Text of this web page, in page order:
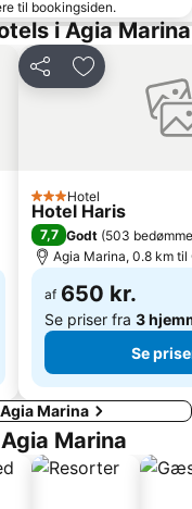
Akti
Temple of Aghios Nikolaos
til bookingsiden.
i Agia Marina
Del Føj til
3 Stjerner
Hotel
Hotel Haris
7,7 Godt (503
Agia Marina, 0.8 km til
af 650 kr.
Se priser fra 3
Se
Marina
Marina